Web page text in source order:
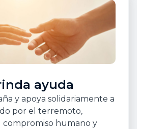
ayuda
y apoya solidariamente a
por el terremoto,
compromiso humano y